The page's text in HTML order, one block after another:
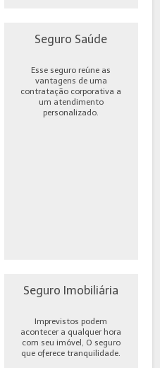
Seguro Saúde
Esse seguro reúne as
vantagens de uma
contratação corporativa a
um atendimento
personalizado.
Seguro Imobiliária
Imprevistos podem
acontecer a qualquer hora
com seu imóvel, O seguro
que oferece tranquilidade.